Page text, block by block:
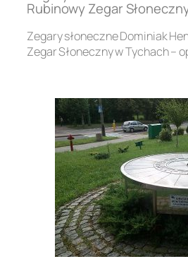
Rubinowy Zegar
Zegary słoneczne Dominiak
Zegar Słoneczny w Tychach –